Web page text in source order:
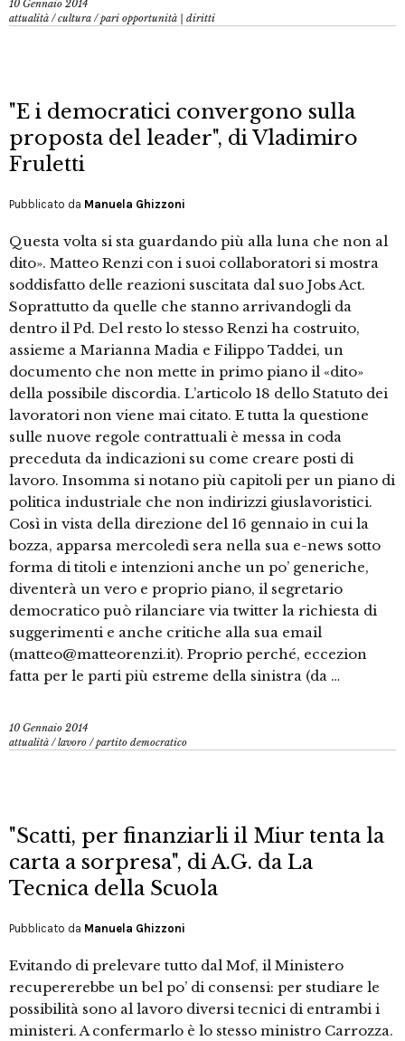
10 Gennaio 2014
attualità /cultura /pari opportunità | diritti
"E i democratici convergono sulla
proposta del leader", di Vladimiro
Fruletti
Pubblicato da Manuela Ghizzoni
Questa volta si sta guardando più alla luna che non al
dito». Matteo Renzi con i suoi collaboratori si mostra
soddisfatto delle reazioni suscitata dal suo Jobs Act.
Soprattutto da quelle che stanno arrivandogli da
dentro il Pd. Del resto lo stesso Renzi ha costruito,
assieme a Marianna Madia e Filippo Taddei, un
documento che non mette in primo piano il «dito»
della possibile discordia. L’articolo 18 dello Statuto dei
lavoratori non viene mai citato. E tutta la questione
sulle nuove regole contrattuali è messa in coda
preceduta da indicazioni su come creare posti di
lavoro. Insomma si notano più capitoli per un piano di
politica industriale che non indirizzi giuslavoristici.
Così in vista della direzione del 16 gennaio in cui la
bozza, apparsa mercoledì sera nella sua e-news sotto
forma di titoli e intenzioni anche un po’ generiche,
diventerà un vero e proprio piano, il segretario
democratico può rilanciare via twitter la richiesta di
suggerimenti e anche critiche alla sua email
(matteo@matteorenzi.it). Proprio perché, eccezion
fatta per le parti più estreme della sinistra (da …
10 Gennaio 2014
attualità /lavoro /partito democratico
"Scatti, per finanziarli il Miur tenta la
carta a sorpresa", di A.G. da La
Tecnica della Scuola
Pubblicato da Manuela Ghizzoni
Evitando di prelevare tutto dal Mof, il Ministero
recupererebbe un bel po’ di consensi: per studiare le
possibilità sono al lavoro diversi tecnici di entrambi i
ministeri. A confermarlo è lo stesso ministro Carrozza.